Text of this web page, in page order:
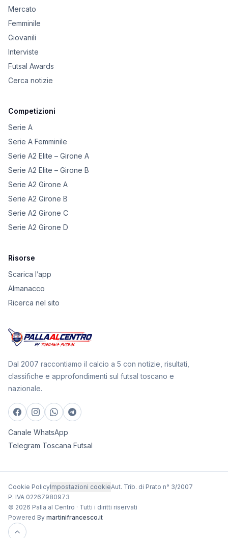
Mercato
Femminile
Giovanili
Interviste
Futsal Awards
Cerca notizie
Competizioni
Serie A
Serie A Femminile
Serie A2 Elite – Girone A
Serie A2 Elite – Girone B
Serie A2 Girone A
Serie A2 Girone B
Serie A2 Girone C
Serie A2 Girone D
Risorse
Scarica l’app
Almanacco
Ricerca nel sito
Dal 2007 raccontiamo il calcio a 5 con notizie, risultati,
classifiche e approfondimenti sul futsal toscano e
nazionale.
Canale WhatsApp
Telegram Toscana Futsal
Cookie PolicyImpostazioni cookieAut. Trib. di Prato n° 3/2007
P. IVA 02267980973
© 2026 Palla al Centro · Tutti i diritti riservati
Powered By martinifrancesco.it